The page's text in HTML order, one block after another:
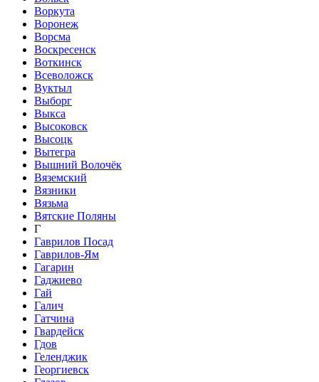
Воркута
Воронеж
Ворсма
Воскресенск
Воткинск
Всеволожск
Вуктыл
Выборг
Выкса
Высоковск
Высоцк
Вытегра
Вышний Волочёк
Вяземский
Вязники
Вязьма
Вятские Поляны
Г
Гаврилов Посад
Гаврилов-Ям
Гагарин
Гаджиево
Гай
Галич
Гатчина
Гвардейск
Гдов
Геленджик
Георгиевск